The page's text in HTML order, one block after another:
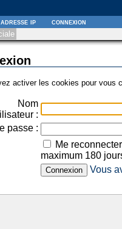
activer les cookies pour vous
Nom
:
passe :
Me
maximum 180
Vous
ip connexion